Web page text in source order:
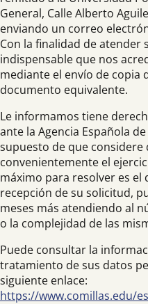
General, Calle Alberto
enviando un correo
Con la finalidad de
indispensable que nos
mediante el envío de copia
documento equivalente.
Le informamos tiene
ante la Agencia Española
supuesto de que considere
convenientemente el
máximo para resolver es el
recepción de su solicitud,
meses más atendiendo al
o la complejidad de las
Puede consultar la
tratamiento de sus datos
siguiente enlace:
https://www.comillas.edu/